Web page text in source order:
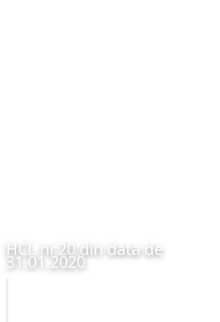
HCL nr.20 din data de
31.01.2020